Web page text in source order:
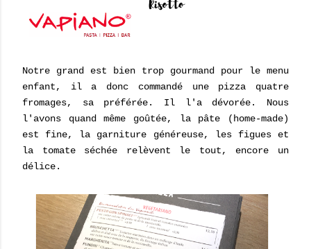
Notre grand est bien trop gourmand pour le menu
enfant, il a donc commandé une pizza quatre
fromages, sa préférée. Il l'a dévorée. Nous
l'avons quand même goûtée, la pâte (home-made)
est fine, la garniture généreuse, les figues et
la tomate séchée relèvent le tout, encore un
délice.